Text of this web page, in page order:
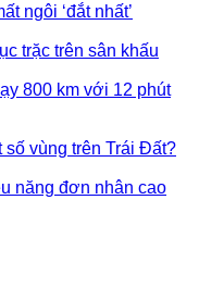
ngôi ‘đắt nhất’
trặc trên sân khấu
800 km với 12 phút
vùng trên Trái Đất?
năng đơn nhân cao